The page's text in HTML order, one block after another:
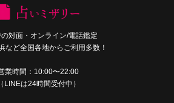
対面・オンライン/電話鑑定
など全国各地からご利用多数！
業時間：10:00〜22:00
（LINEは24時間受付中）